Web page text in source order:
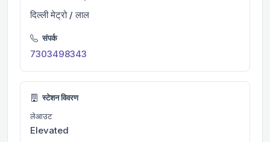
दिल्ली मेट्रो / लाल
संपर्क
7303498343
स्टेशन विवरण
लेआउट
Elevated